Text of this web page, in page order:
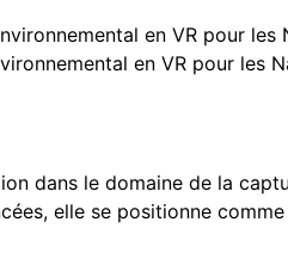
en VR pour les
dans le domaine de la
elle se positionne